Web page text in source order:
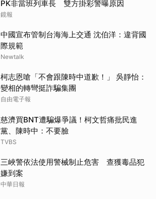
PK非當班列車長 雙方掛彩警曝原因
鏡報
中國宣布管制台海海上交通 沈伯洋：違背國
際規範
Newtalk
柯志恩嗆「不會跟陳時中道歉！」 吳靜怡：
變相的轉彎挺詐騙集團
自由電子報
慈濟買BNT遭騙爆爭議！柯文哲痛批民進
黨、陳時中：不要臉
TVBS
三峽警依法使用警械制止危害 查獲毒品犯
嫌到案
中華日報